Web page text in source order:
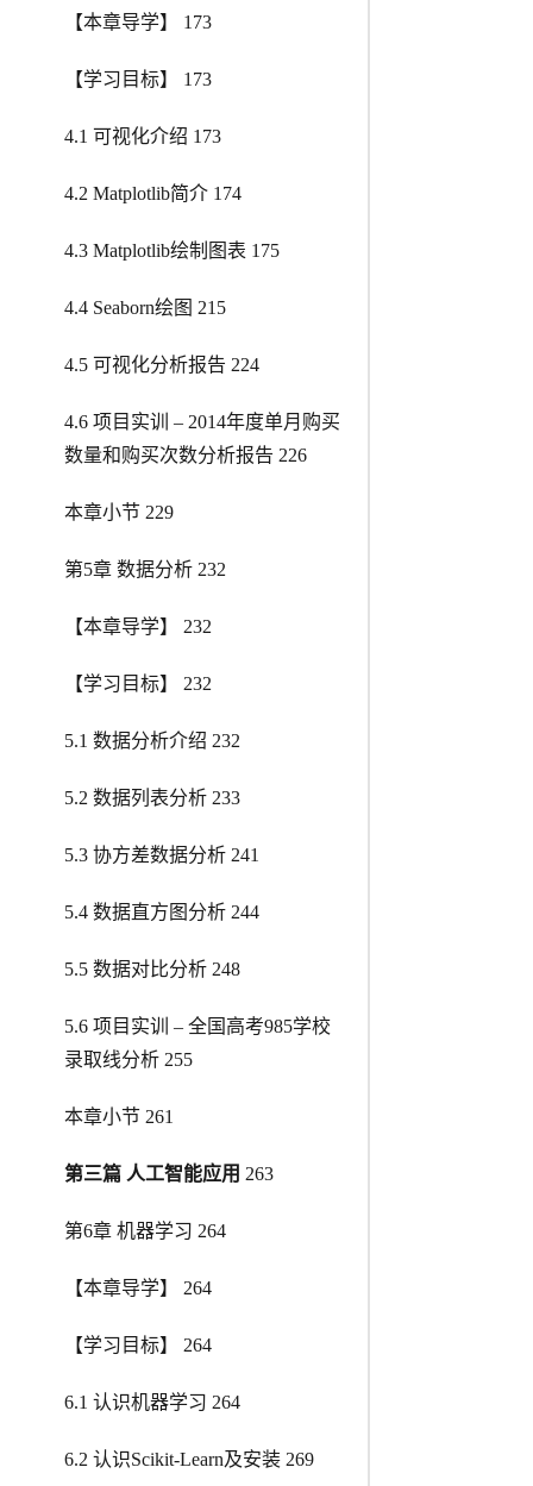
【本章导学】 173
【学习目标】 173
4.1 可视化介绍 173
4.2 Matplotlib简介 174
4.3 Matplotlib绘制图表 175
4.4 Seaborn绘图 215
4.5 可视化分析报告 224
4.6 项目实训 – 2014年度单月购买
数量和购买次数分析报告 226
本章小节 229
第5章 数据分析 232
【本章导学】 232
【学习目标】 232
5.1 数据分析介绍 232
5.2 数据列表分析 233
5.3 协方差数据分析 241
5.4 数据直方图分析 244
5.5 数据对比分析 248
5.6 项目实训 – 全国高考985学校
录取线分析 255
本章小节 261
第三篇 人工智能应用 263
第6章 机器学习 264
【本章导学】 264
【学习目标】 264
6.1 认识机器学习 264
6.2 认识Scikit-Learn及安装 269